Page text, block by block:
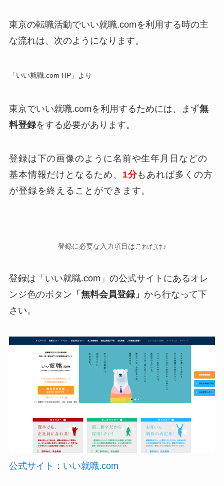
東京の転職活動でいい就職.comを利用する時の主
な流れは、次のようになります。
「いい就職.com HP」より
東京でいい就職.comを利用するためには、まず無
料登録をする必要があります。
登録は下の画像のように名前や生年月日などの
基本情報だけとなるため、 1分もあれば多くの方
が登録を終えることができます。
登録に必要な入力項目はこれだけ♪
登録は「いい就職.com」の公式サイトにあるオレ
ンジ色のボタン 「無料会員登録」 から行なって下
さい。
公式サイト：いい就職.com